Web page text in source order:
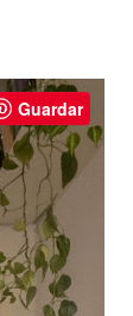
Guardar